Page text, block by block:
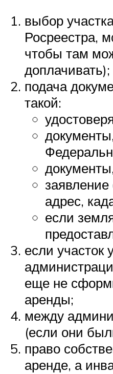
выбор
Росреестра,
чтобы там
доплачивать);
подача
такой:
адрес,
если
если участок
еще не
аренды;
между
(если они
право
аренде, а